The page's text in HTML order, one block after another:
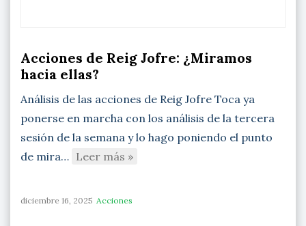
Acciones de Reig Jofre: ¿Miramos
hacia ellas?
Análisis de las acciones de Reig Jofre Toca ya
ponerse en marcha con los análisis de la tercera
sesión de la semana y lo hago poniendo el punto
de mira… Leer más »
diciembre 16, 2025 Acciones